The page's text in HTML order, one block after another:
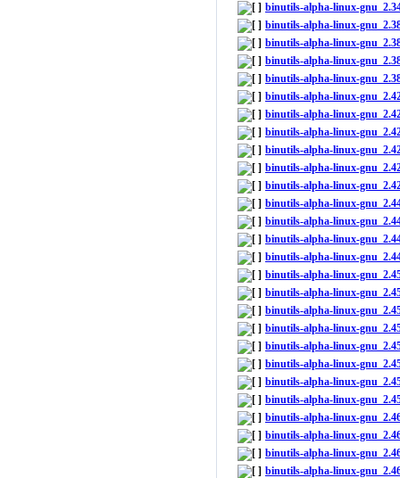
binutils-alpha-linux-
binutils-alpha-linux-
binutils-alpha-linux-
binutils-alpha-linux-
binutils-alpha-linux-
binutils-alpha-linux-
binutils-alpha-linux-
binutils-alpha-linux-
binutils-alpha-linux-
binutils-alpha-linux-
binutils-alpha-linux-
binutils-alpha-linux-
binutils-alpha-linux-
binutils-alpha-linux-
binutils-alpha-linux-
binutils-alpha-linux-
binutils-alpha-linux-
binutils-alpha-linux-
binutils-alpha-linux-
binutils-alpha-linux-
binutils-alpha-linux-
binutils-alpha-linux-
binutils-alpha-linux-
binutils-alpha-linux-
binutils-alpha-linux-
binutils-alpha-linux-
binutils-alpha-linux-